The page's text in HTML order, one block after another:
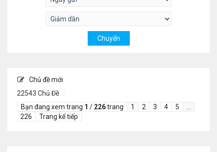
Chủ đề mới
22543 Chủ Đề
Bạn đang xem trang 1 / 226trang 1 2 3 4 5
226
Trang kế tiếp